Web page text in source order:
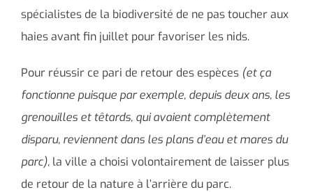
spécialistes de la biodiversité de ne pas toucher aux
haies avant fin juillet pour favoriser les nids.
Pour réussir ce pari de retour des espèces (et ça
fonctionne puisque par exemple, depuis deux ans, les
grenouilles et têtards, qui avaient complètement
disparu, reviennent dans les plans d’eau et mares du
parc), la ville a choisi volontairement de laisser plus
de retour de la nature à l’arrière du parc.